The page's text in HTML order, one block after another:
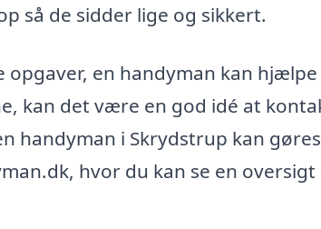
så de sidder lige og sikkert.
en handyman kan
kan det være en god idé at
handyman i Skrydstrup kan
hvor du kan se en oversigt